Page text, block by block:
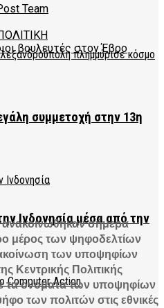
συμμετοχή στην 13η
Ινδονησία μέσα από την
Team
ανακοινώθηκαν σήμερα
μέρος των ψηφοδελτίων
των υποψηφίων
Κεντρικής Πολιτικής
τα ονόματα των υποψηφίων
των πολιτών στις εθνικές